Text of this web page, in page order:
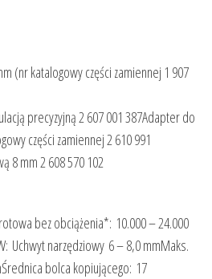
(nr katalogowy części zamiennej 1 907
precyzyjną 2 607 001 387Adapter do
części zamiennej 2 610 991
8 mm 2 608 570 102
bez obciążenia*: 10.000 – 24.000
Uchwyt narzędziowy 6 – 8,0 mmMaks.
bolca kopiującego: 17